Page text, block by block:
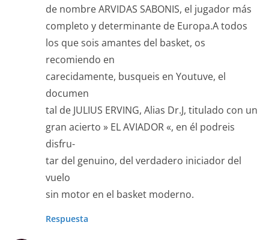
de nombre ARVIDAS SABONIS, el jugador más
completo y determinante de Europa.A todos
los que sois amantes del basket, os
recomiendo en
carecidamente, busqueis en Youtuve, el
documen
tal de JULIUS ERVING, Alias Dr.J, titulado con un
gran acierto » EL AVIADOR «, en él podreis
disfru-
tar del genuino, del verdadero iniciador del
vuelo
sin motor en el basket moderno.
Respuesta